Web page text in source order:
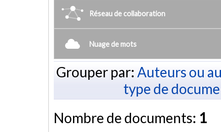
Réseau de collaboration
Nuage de mots
Grouper par: Auteurs ou
type de
Nombre de documents: 1